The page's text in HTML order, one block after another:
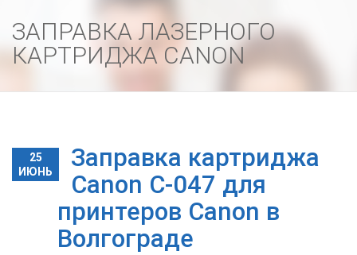
ЗАПРАВКА ЛАЗЕРНОГО
КАРТРИДЖА CANON
25
ИЮНЬ
Заправка картриджа
Canon C-047 для
принтеров Canon в
Волгограде